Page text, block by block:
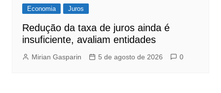
Economia Juros
Redução da taxa de juros ainda é
insuficiente, avaliam entidades
Mirian Gasparin 5 de agosto de 2026 0